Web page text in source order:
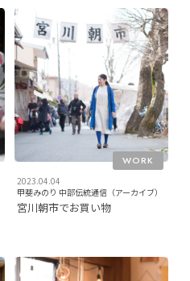
2023.04.04
WORK
甲斐みのり 中部伝統通信（アーカイブ）
宮川朝市でお買い物